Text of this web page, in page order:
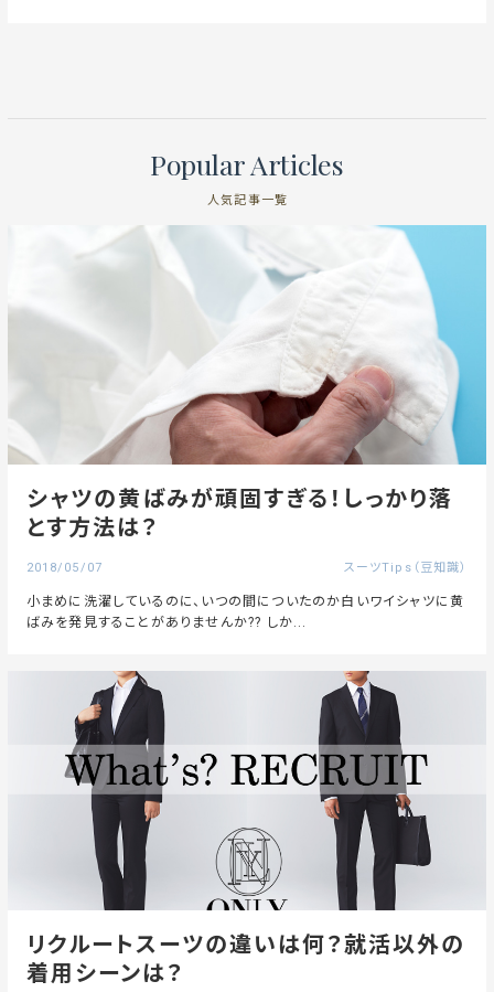
Popular Articles
人気記事一覧
シャツの黄ばみが頑固すぎる！しっかり落
とす方法は？
2018/05/07 スーツTips（豆知識）
小まめに洗濯しているのに、いつの間についたのか白いワイシャツに黄
ばみを発見することがありませんか?? しか...
リクルートスーツの違いは何？就活以外の
着用シーンは？